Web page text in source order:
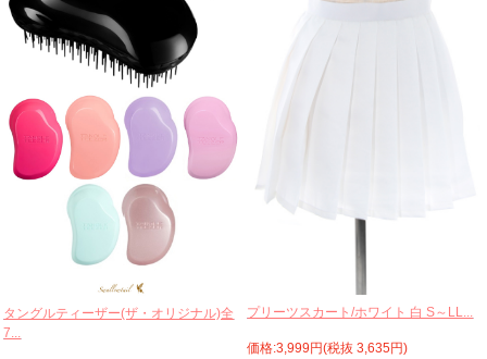
タングルティーザー(ザ・オリジナル)全
7...
プリーツスカート/ホワイト 白 S～LL...
価格:3,999円(税抜 3,635円)